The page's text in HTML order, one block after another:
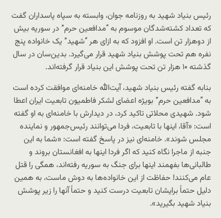
رئیس بنیاد شهید به روزنامه جوان، وابسته به سپاه پاسداران گفت
که تعداد کشته‌شدگان موسوم به “مدافعین حرم” در سوریه بیش
از دوهزار تن است. او افزود که به ازای هر “شهید” یک خانواده پنج
نفره هم تحت پوشش بنیاد شهید قرار می‌گیرد. بدین‌سان در سال
گذشته ۱۰ هزار تن تحت پوشش این بنیاد قرار گرفته‌اند.
بنابه گفته رئیس بنیاد شهید، آیت‌الله خامنه‌ای موافقت کرده است
به “مدافعین حرم” بویژه اعضای لشکر فاطمیون تابعیت ایران اعطا
شود. شهیدی محلاتی تاکید کرد، در دیدارش با خامنه‌ای به او گفته
است: «آقا، اینها با تابعیت، فردا می‌توانند رئیس‌جمهور و نماینده
مجلس شوند». خامنه‌ای نیز در پاسخ گفته است: «شما به این
جنبه از ماجرا نگاه کنید که اگر فردا اینها به افغانستان بروند و
طالبانی‌ها بفهمند اینها برای جنگ به سوریه رفته‌اند، همگی را قتل
عام می‌کنند! حفاظت از این خانواده‌ها به دوش ماست، به همین
دلیل حتماً برایشان تابعیت درست کنید و حتماً آنها را زیر پوشش
بنیاد شهید بگیرید».